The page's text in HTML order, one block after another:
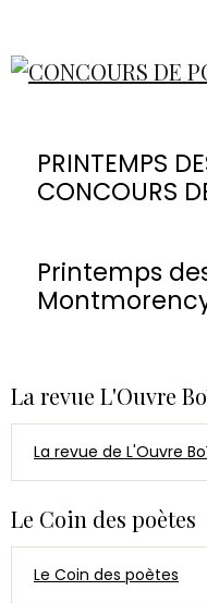
PRINTEMPS
CONCOURS
Printemps
La revue L'Ouvre
La revue de L'Ouvre
Le Coin des poètes
Le Coin des poètes